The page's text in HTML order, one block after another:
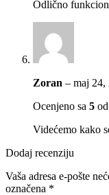
Odlično
Zoran – maj 24,
Ocenjeno sa 5
Videćemo kako
Dodaj recenziju
Vaša adresa e-pošte
označena *